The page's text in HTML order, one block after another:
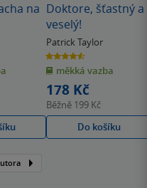
na Doktore, šťastný a
veselý!
Patrick Taylor
4.6
z
5
hvězdiček
měkká vazba
178 Kč
Běžně 199 Kč
Do košíku